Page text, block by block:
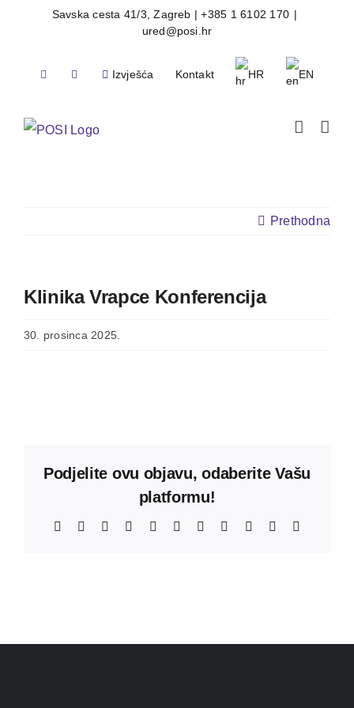
Savska cesta 41/3, Zagreb | +385 1 6102 170 |
ured@posi.hr
Izvješća Kontakt HR EN
Prethodna
Klinika Vrapce Konferencija
30. prosinca 2025.
Podjelite ovu objavu, odaberite Vašu
platformu!
Facebook Reddit LinkedInWhatsAppTelegram
TumblrPinterest Xing